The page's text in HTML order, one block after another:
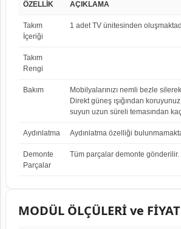
ÖZELLİK AÇIKLAMA
Takım
İçeriği
1 adet TV ünitesinden
Takım
Rengi
Bakım
Mobilyalarınızı nemli bezle
Direkt güneş ışığından
suyun uzun süreli temasından
Aydınlatma Aydınlatma özelliği
Demonte
Parçalar
Tüm parçalar demonte gönderilir.
MODÜL ÖLÇÜLERİ ve